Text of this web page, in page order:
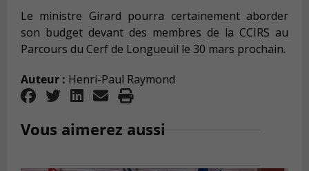
Le ministre Girard pourra certainement aborder
son budget devant des membres de la CCIRS au
Parcours du Cerf de Longueuil le 30 mars prochain.
Auteur : Henri-Paul Raymond
Vous aimerez aussi